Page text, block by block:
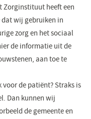
Zorginstituut heeft een
wij gebruiken in
zorg en het sociaal
de informatie uit de
aan toe te
de patiënt? Straks is
Dan kunnen wij
de gemeente en